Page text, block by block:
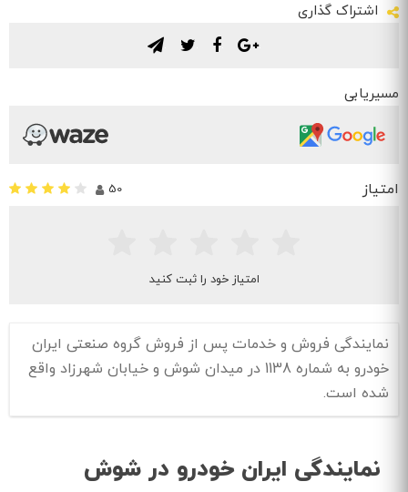
اشتراک گذاری
. . .
مسیریابی
50 امتیاز
امتیاز خود را ثبت کنید
نمایندگی فروش و خدمات پس از فروش گروه صنعتی ایران
خودرو به شماره 1138 در میدان شوش و خیابان شهرزاد واقع
شده است.
نمایندگی ایران خودرو در شوش